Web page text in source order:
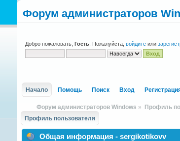
Форум администраторов
Добро пожаловать, Гость. Пожалуйста, войдитеили
Начало Помощь Поиск Вход
Форум администраторов Windows » Профиль
Профиль пользователя
Общая информация - sergikotikovv